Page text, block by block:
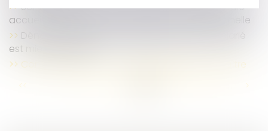
Santé au travail : mémento pour les employeurs
accueillant des jeunes en formation professionnelle
Dénonciation d’un harcèlement moral : le salarié
est mieux protégé
Contrôle Urssaf : les nouvelles règles à connaître
<< >